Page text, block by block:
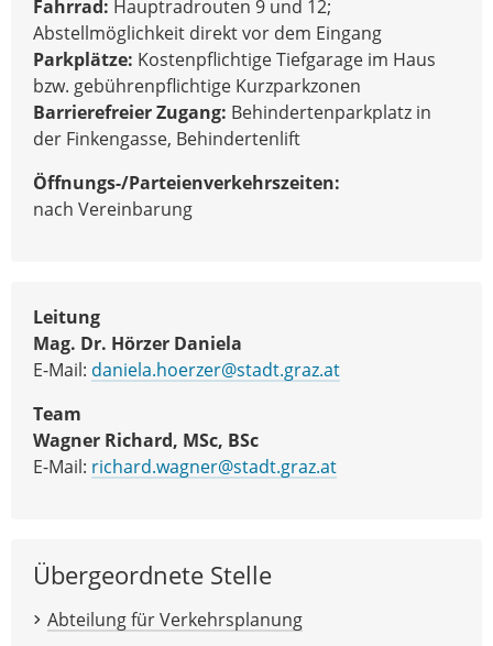
Fahrrad: Hauptradrouten 9 und 12;
Abstellmöglichkeit direkt vor dem Eingang
Parkplätze: Kostenpflichtige Tiefgarage im Haus
bzw. gebührenpflichtige Kurzparkzonen
Barrierefreier Zugang: Behindertenparkplatz in
der Finkengasse, Behindertenlift
Öffnungs-/Parteienverkehrszeiten:
nach Vereinbarung
Leitung
Mag. Dr. Hörzer Daniela
E-Mail: daniela.hoerzer@stadt.graz.at
Team
Wagner Richard, MSc, BSc
E-Mail: richard.wagner@stadt.graz.at
Übergeordnete Stelle
Abteilung für Verkehrsplanung